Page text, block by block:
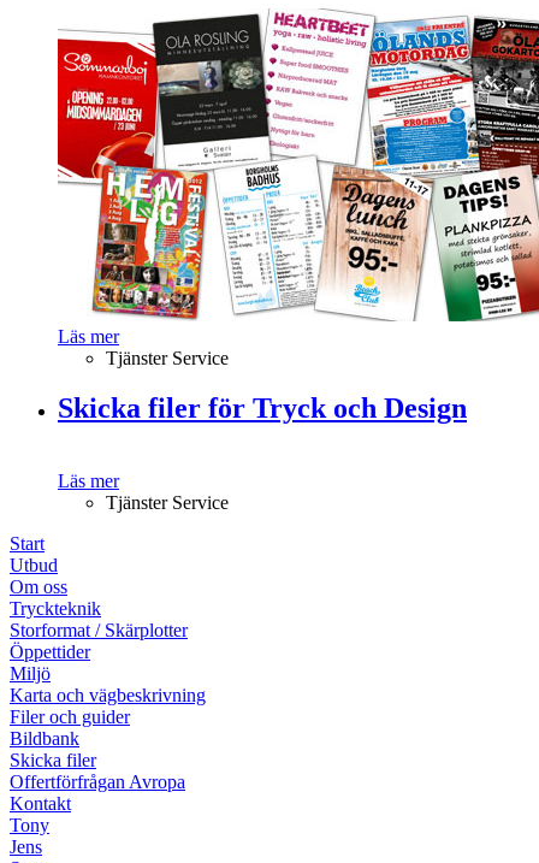
Läs mer
Tjänster Service
Skicka filer för Tryck och Design
Läs mer
Tjänster Service
Start
Utbud
Om oss
Tryckteknik
Storformat / Skärplotter
Öppettider
Miljö
Karta och vägbeskrivning
Filer och guider
Bildbank
Skicka filer
Offertförfrågan Avropa
Kontakt
Tony
Jens